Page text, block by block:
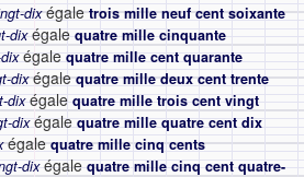
dixégaletrois mille neuf cent soixante
dixégale quatre mille cinquante
égale quatre mille cent quarante
dixégalequatre mille deux cent trente
dixégale quatre mille trois cent vingt
dixégale quatre mille quatre cent dix
égalequatre mille cinq cents
dixégale quatre mille cinq cent quatre-